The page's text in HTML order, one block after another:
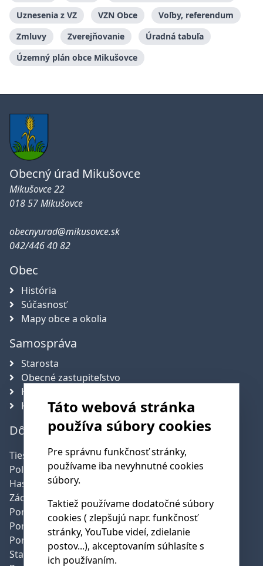
Uznesenia z VZ
VZN Obce
Voľby, referendum
Zmluvy
Zverejňovanie
Úradná tabuľa
Územný plán obce Mikušovce
Obecný úrad Mikušovce
Mikušovce 22
018 57 Mikušovce
obecnyurad@mikusovce.sk
042/446 40 82
Obec
História
Súčasnosť
Mapy obce a okolia
Samospráva
Starosta
Obecné zastupiteľstvo
Hlavný kontrolór obce
Komisie
Dôležité telefónne čísla
Tiesňová linka:112
Polícia:
158
Hasičská služba:
Záchranná služba:
155
Poruchy SSE: 0800 159 000
Poruchy SPP: 0850 111 727
Poruchy pev.linky:
0800 123 777
Starostka obce: 0907 393 947
Táto webová stránka
používa súbory cookies
Pre správnu funkčnosť stránky,
používame iba nevyhnutné cookies
súbory.
Taktiež používame dodatočné súbory
cookies ( zlepšujú napr. funkčnosť
stránky, YouTube videí, zdielanie
postov...), akceptovaním súhlasíte s
ich používaním.